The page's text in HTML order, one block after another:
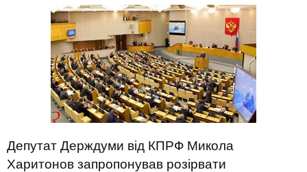
Депутат Держдуми від КПРФ Микола
Харитонов запропонував розірвати